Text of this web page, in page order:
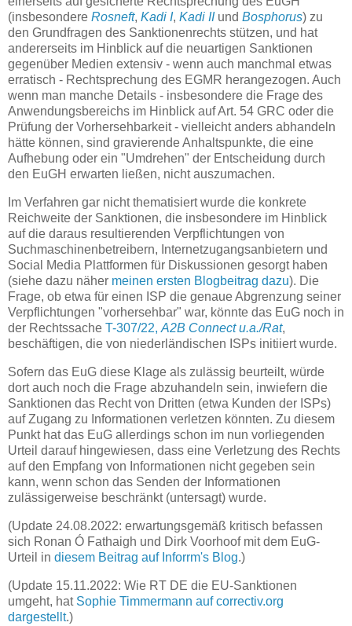
(insbesondere Rosneft, Kadi I, Kadi IIund Bosphorus) zu
den Grundfragen des Sanktionenrechts stützen, und hat
andererseits im Hinblick auf die neuartigen Sanktionen
gegenüber Medien extensiv - wenn auch manchmal etwas
erratisch - Rechtsprechung des EGMR herangezogen. Auch
wenn man manche Details - insbesondere die Frage des
Anwendungsbereichs im Hinblick auf Art. 54 GRC oder die
Prüfung der Vorhersehbarkeit - vielleicht anders abhandeln
hätte können, sind gravierende Anhaltspunkte, die eine
Aufhebung oder ein "Umdrehen" der Entscheidung durch
den EuGH erwarten ließen, nicht auszumachen.
Im Verfahren gar nicht thematisiert wurde die konkrete
Reichweite der Sanktionen, die insbesondere im Hinblick
auf die daraus resultierenden Verpflichtungen von
Suchmaschinenbetreibern, Internetzugangsanbietern und
Social Media Plattformen für Diskussionen gesorgt haben
(siehe dazu näher meinen ersten Blogbeitrag dazu). Die
Frage, ob etwa für einen ISP die genaue Abgrenzung seiner
Verpflichtungen "vorhersehbar" war, könnte das EuG noch in
der Rechtssache T-307/22, A2B Connect u.a./Rat,
beschäftigen, die von niederländischen ISPs initiiert wurde.
Sofern das EuG diese Klage als zulässig beurteilt, würde
dort auch noch die Frage abzuhandeln sein, inwiefern die
Sanktionen das Recht von Dritten (etwa Kunden der ISPs)
auf Zugang zu Informationen verletzen könnten. Zu diesem
Punkt hat das EuG allerdings schon im nun vorliegenden
Urteil darauf hingewiesen, dass eine Verletzung des Rechts
auf den Empfang von Informationen nicht gegeben sein
kann, wenn schon das Senden der Informationen
zulässigerweise beschränkt (untersagt) wurde.
(Update 24.08.2022: erwartungsgemäß kritisch befassen
sich Ronan Ó Fathaigh und Dirk Voorhoof mit dem EuG-
Urteil in diesem Beitrag auf Inforrm's Blog.)
(Update 15.11.2022: Wie RT DE die EU-Sanktionen
umgeht, hat Sophie Timmermann auf correctiv.org
dargestellt.)